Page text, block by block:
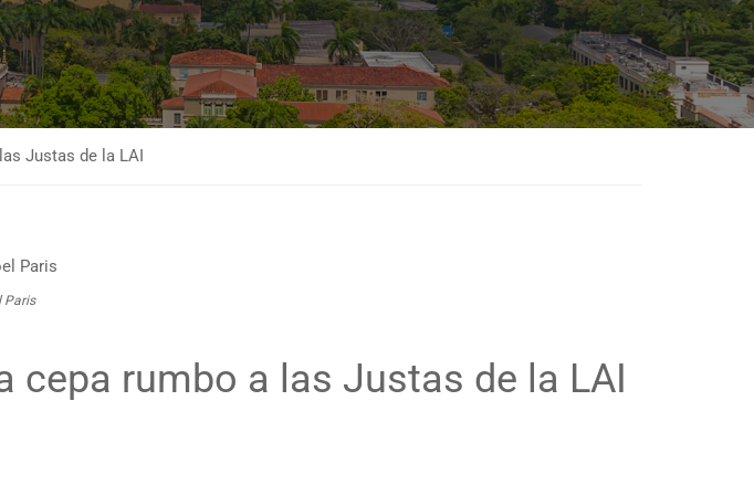
Justas de la LAI
Paris
cepa rumbo a las Justas de la LAI